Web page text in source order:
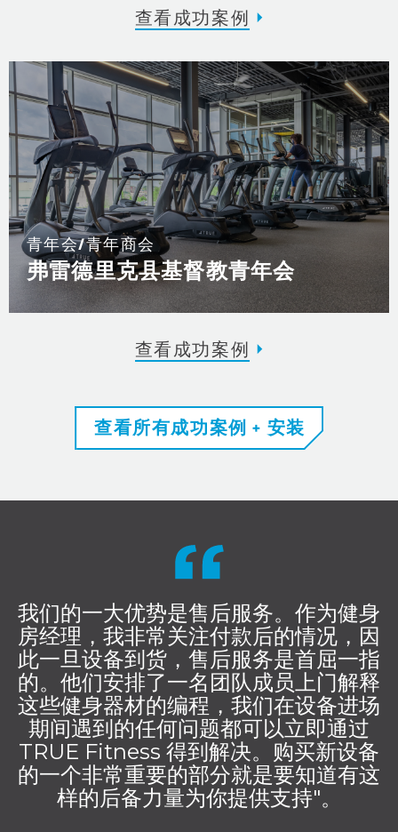
查看成功案例
青年会/青年商会
弗雷德里克县基督教青年会
查看成功案例
查看所有成功案例 + 安装
我们的一大优势是售后服务。作为健身
房经理，我非常关注付款后的情况，因
此一旦设备到货，售后服务是首屈一指
的。他们安排了一名团队成员上门解释
这些健身器材的编程，我们在设备进场
期间遇到的任何问题都可以立即通过
TRUE Fitness 得到解决。购买新设备
的一个非常重要的部分就是要知道有这
样的后备力量为你提供支持"。